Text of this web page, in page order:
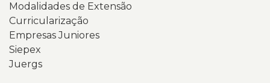
QR
na
parte
inferior
da
há
uma
coluna
lateral
com
Modalidades de Extensão
Curricularização
Empresas Juniores
Siepex
Juergs